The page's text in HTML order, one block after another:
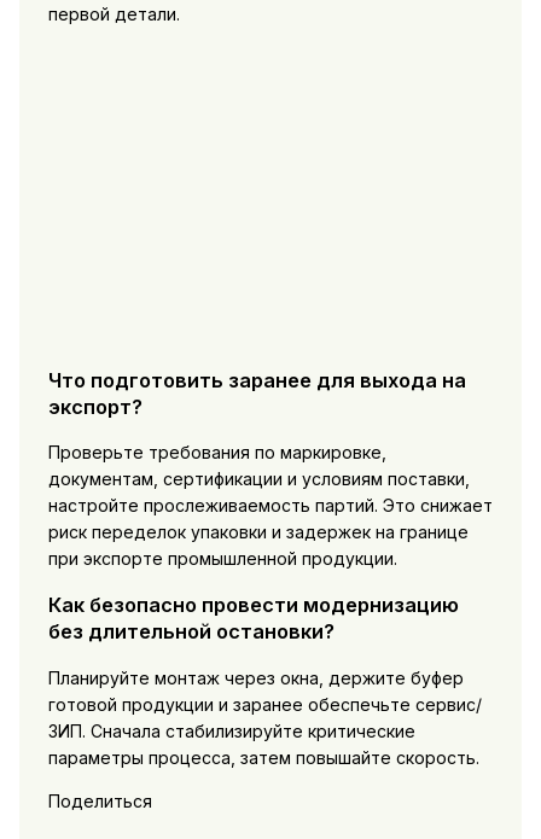
первой детали.
Что подготовить заранее для выхода на
экспорт?
Проверьте требования по маркировке,
документам, сертификации и условиям поставки,
настройте прослеживаемость партий. Это снижает
риск переделок упаковки и задержек на границе
при экспорте промышленной продукции.
Как безопасно провести модернизацию
без длительной остановки?
Планируйте монтаж через окна, держите буфер
готовой продукции и заранее обеспечьте сервис/
ЗИП. Сначала стабилизируйте критические
параметры процесса, затем повышайте скорость.
Поделиться